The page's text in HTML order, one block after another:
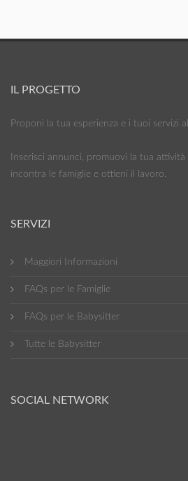
IL PROGETTO
Proponi la tua esperienza e i tuoi servizi
Inserisci annunci, promuovi la tua
incontra le famiglie e ottieni il lavoro.
SERVIZI
Maggiori Informazioni
FAQs per le Famiglie
FAQs per le Babysitter
Tutte le Babysitter
SOCIAL NETWORK